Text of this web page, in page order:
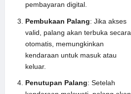
pembayaran digital.
Pembukaan Palang: Jika akses
valid, palang akan terbuka secara
otomatis, memungkinkan
kendaraan untuk masuk atau
keluar.
Penutupan Palang: Setelah